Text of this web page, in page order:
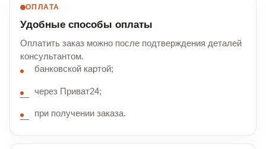
ОПЛАТА
Удобные способы оплаты
Оплатить заказ можно после подтверждения деталей
консультантом.
банковской картой;
через Приват24;
при получении заказа.